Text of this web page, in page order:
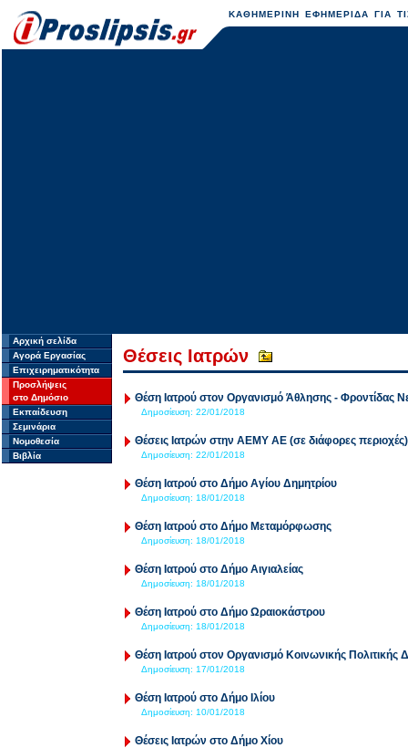
ΚΑΘΗΜΕΡΙΝΗ ΕΦΗΜΕΡΙΔΑ ΓΙΑ
Αρχική σελίδα
Αγορά Εργασίας
Επιχειρηματικότητα
Προσλήψεις
στο Δημόσιο
Εκπαίδευση
Σεμινάρια
Νομοθεσία
Βιβλία
Θέσεις Ιατρών
Θέση Ιατρού στον Οργανισμό Άθλησης - Φροντίδας
Δημοσίευση: 22/01/2018
Θέσεις Ιατρών στην ΑΕΜΥ ΑΕ (σε διάφορες περιοχές)
Δημοσίευση: 22/01/2018
Θέση Ιατρού στο Δήμο Αγίου Δημητρίου
Δημοσίευση: 18/01/2018
Θέση Ιατρού στο Δήμο Μεταμόρφωσης
Δημοσίευση: 18/01/2018
Θέση Ιατρού στο Δήμο Αιγιαλείας
Δημοσίευση: 18/01/2018
Θέση Ιατρού στο Δήμο Ωραιοκάστρου
Δημοσίευση: 18/01/2018
Θέση Ιατρού στον Οργανισμό Κοινωνικής Πολιτικής
Δημοσίευση: 17/01/2018
Θέση Ιατρού στο Δήμο Ιλίου
Δημοσίευση: 10/01/2018
Θέσεις Ιατρών στο Δήμο Χίου